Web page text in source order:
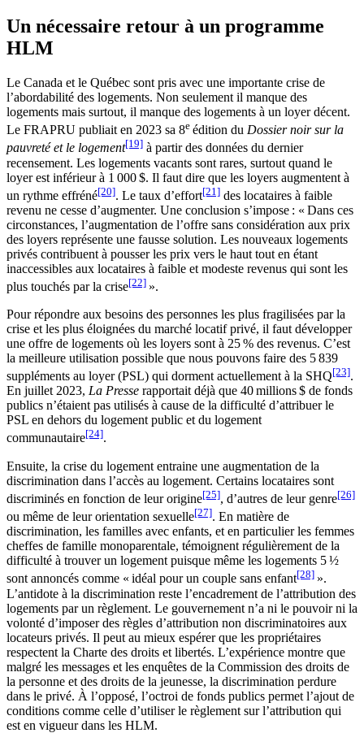
Un nécessaire retour à un programme
HLM
Le Canada et le Québec sont pris avec une importante crise de
l’abordabilité des logements. Non seulement il manque des
logements mais surtout, il manque des logements à un loyer décent.
Le FRAPRU publiait en 2023 sa 8e édition du Dossier noir sur la
pauvreté et le logement[19] à partir des données du dernier
recensement. Les logements vacants sont rares, surtout quand le
loyer est inférieur à 1 000 $. Il faut dire que les loyers augmentent à
un rythme effréné[20]. Le taux d’effort[21] des locataires à faible
revenu ne cesse d’augmenter. Une conclusion s’impose : « Dans ces
circonstances, l’augmentation de l’offre sans considération aux prix
des loyers représente une fausse solution. Les nouveaux logements
privés contribuent à pousser les prix vers le haut tout en étant
inaccessibles aux locataires à faible et modeste revenus qui sont les
plus touchés par la crise[22] ».
Pour répondre aux besoins des personnes les plus fragilisées par la
crise et les plus éloignées du marché locatif privé, il faut développer
une offre de logements où les loyers sont à 25 % des revenus. C’est
la meilleure utilisation possible que nous pouvons faire des 5 839
suppléments au loyer (PSL) qui dorment actuellement à la SHQ[23].
En juillet 2023, La Presse rapportait déjà que 40 millions $ de fonds
publics n’étaient pas utilisés à cause de la difficulté d’attribuer le
PSL en dehors du logement public et du logement
communautaire[24].
Ensuite, la crise du logement entraine une augmentation de la
discrimination dans l’accès au logement. Certains locataires sont
discriminés en fonction de leur origine[25], d’autres de leur genre[26]
ou même de leur orientation sexuelle[27]. En matière de
discrimination, les familles avec enfants, et en particulier les femmes
cheffes de famille monoparentale, témoignent régulièrement de la
difficulté à trouver un logement puisque même les logements 5 ½
sont annoncés comme « idéal pour un couple sans enfant[28] ».
L’antidote à la discrimination reste l’encadrement de l’attribution des
logements par un règlement. Le gouvernement n’a ni le pouvoir ni la
volonté d’imposer des règles d’attribution non discriminatoires aux
locateurs privés. Il peut au mieux espérer que les propriétaires
respectent la Charte des droits et libertés. L’expérience montre que
malgré les messages et les enquêtes de la Commission des droits de
la personne et des droits de la jeunesse, la discrimination perdure
dans le privé. À l’opposé, l’octroi de fonds publics permet l’ajout de
conditions comme celle d’utiliser le règlement sur l’attribution qui
est en vigueur dans les HLM.